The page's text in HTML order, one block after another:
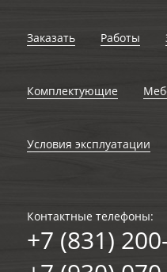
Заказать Работы
Комплектующие
Условия эксплуатации
Контактные телефоны:
+7 (831)